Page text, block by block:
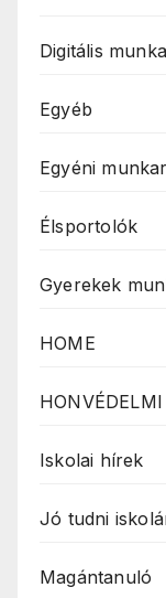
Digitális
Egyéb
Egyéni
Élsportolók
Gyerekek
HOME
Iskolai hírek
Jó tudni
Magántanuló